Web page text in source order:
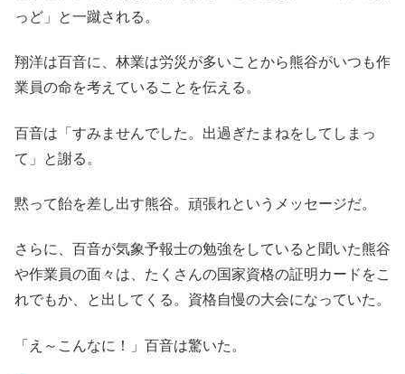
っど」と一蹴される。
翔洋は百音に、林業は労災が多いことから熊谷がいつも作
業員の命を考えていることを伝える。
百音は「すみませんでした。出過ぎたまねをしてしまっ
て」と謝る。
黙って飴を差し出す熊谷。頑張れというメッセージだ。
さらに、百音が気象予報士の勉強をしていると聞いた熊谷
や作業員の面々は、たくさんの国家資格の証明カードをこ
れでもか、と出してくる。資格自慢の大会になっていた。
「え～こんなに！」百音は驚いた。